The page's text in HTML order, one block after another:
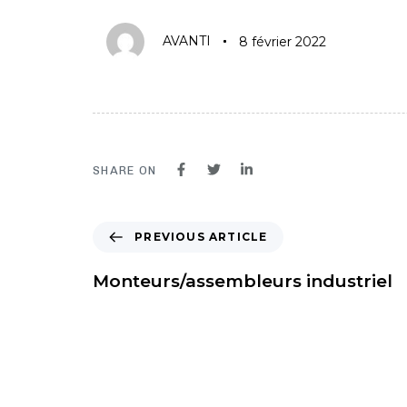
AVANTI 8 février 2022
SHARE ON
PREVIOUS ARTICLE
Monteurs/assembleurs industriel